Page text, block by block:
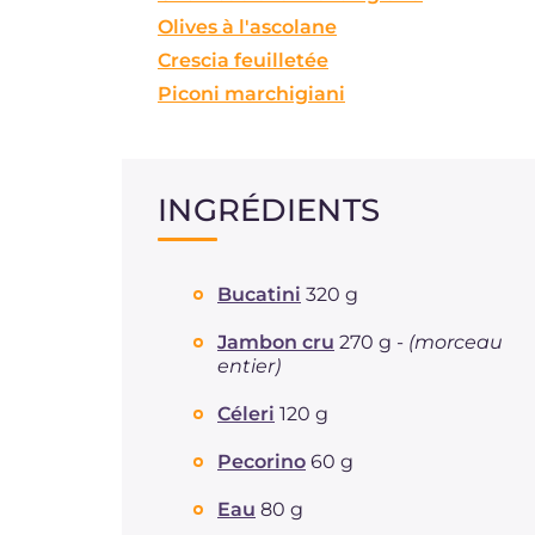
Olives à l'ascolane
Crescia feuilletée
Piconi marchigiani
INGRÉDIENTS
Bucatini 320 g
Jambon cru 270 g - (morceau
entier)
Céleri 120 g
Pecorino 60 g
Eau 80 g